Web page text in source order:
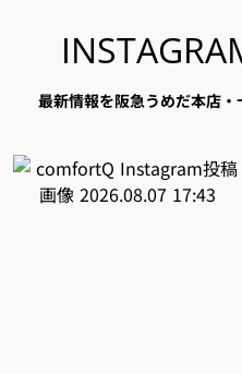
最新情報を阪急うめだ本店